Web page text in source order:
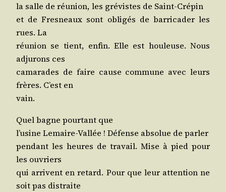
la salle de réunion, les gré­vistes de Saint-Crépin
et de Fres­neaux sont obli­gés de bar­ri­ca­der les
rues. La
réunion se tient, enfin. Elle est hou­leuse. Nous
adju­rons ces
cama­rades de faire cause com­mune avec leurs
frères. C’est en
vain.
Quel bagne pour­tant que
l’u­sine Lemaire-Val­lée ! Défense abso­lue de parler
pen­dant les heures de tra­vail. Mise à pied pour
les ouvriers
qui arrivent en retard. Pour que leur atten­tion ne
soit pas distraite